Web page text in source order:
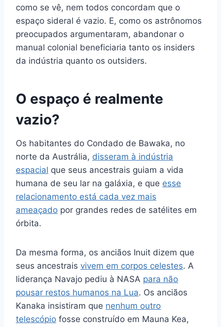
como se vê, nem todos concordam que o
espaço sideral é vazio. E, como os astrônomos
preocupados argumentaram, abandonar o
manual colonial beneficiaria tanto os insiders
da indústria quanto os outsiders.
O espaço é realmente
vazio?
Os habitantes do Condado de Bawaka, no
norte da Austrália, disseram à indústria
espacial que seus ancestrais guiam a vida
humana de seu lar na galáxia, e que esse
relacionamento está cada vez mais
ameaçado por grandes redes de satélites em
órbita.
Da mesma forma, os anciãos Inuit dizem que
seus ancestrais vivem em corpos celestes. A
liderança Navajo pediu à NASA para não
pousar restos humanos na Lua. Os anciãos
Kanaka insistiram que nenhum outro
telescópio fosse construído em Mauna Kea,